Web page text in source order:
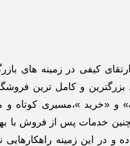
سال 93 فعالیت خود را با هدف ارتقای کیفی در
و کامل ترین
و «خرید »،مسیری کوتاه و
خدمات پس از فروش با
در این زمینه راهکارهایی